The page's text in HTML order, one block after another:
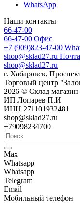
WhatsApp
Наши контакты
66-47-00
66-47-00 Офис
+7 (909)823-47-00
shop@sklad27.ru Почта
shop@sklad27.ru
г. Хабаровск,
Торговый центр
2026 © Склад
ИП Лопарев П.И
ИНН 271101932481
shop@sklad27.ru
+79098234700
Max
Whatsapp
Whatsapp
Telegram
Email
Мобильный телефон